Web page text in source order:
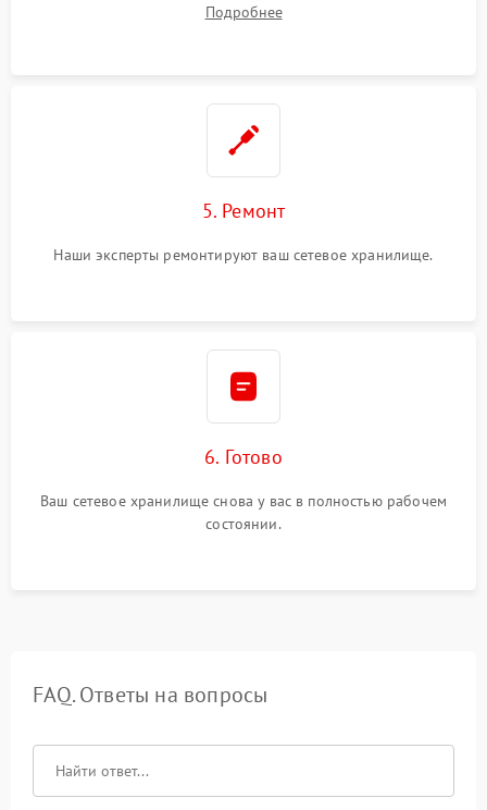
Подробнее
5. Ремонт
Наши эксперты ремонтируют ваш сетевое хранилище.
6. Готово
Ваш сетевое хранилище снова у вас в полностью рабочем
состоянии.
FAQ. Ответы на вопросы